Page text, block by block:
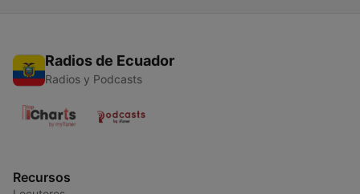
Radios de Ecuador
Radios y Podcasts
Recursos